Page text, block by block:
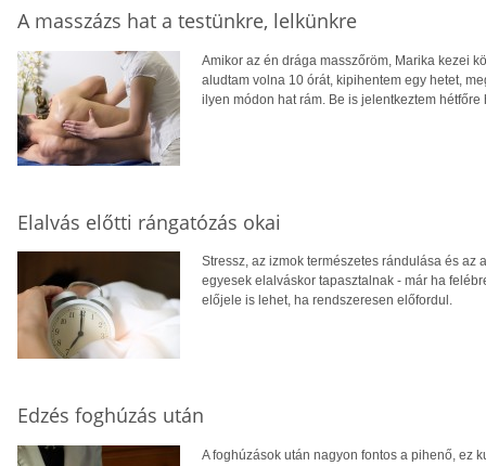
A masszázs hat a testünkre, lelkünkre
Amikor az én drága masszőröm, Marika kezei
aludtam volna 10 órát, kipihentem egy hetet,
ilyen módon hat rám. Be is jelentkeztem hétfőre
Elalvás előtti rángatózás okai
Stressz, az izmok természetes rándulása és
egyesek elalváskor tapasztalnak - már ha
előjele is lehet, ha rendszeresen előfordul.
Edzés foghúzás után
A foghúzások után nagyon fontos a pihenő, ez